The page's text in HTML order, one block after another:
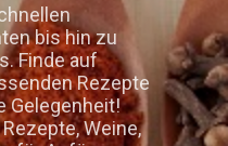
bis hin zu
Finde auf
Rezepte
Gelegenheit!
Weine,